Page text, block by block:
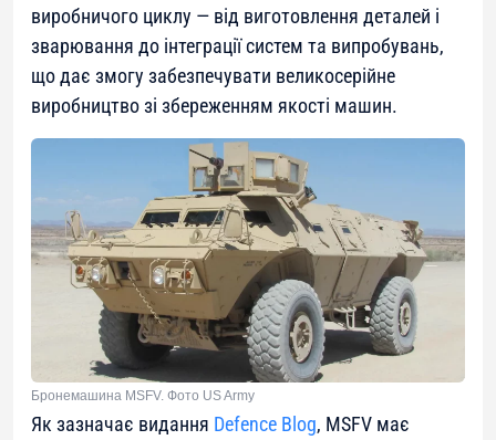
виробничого циклу — від виготовлення деталей і
зварювання до інтеграції систем та випробувань,
що дає змогу забезпечувати великосерійне
виробництво зі збереженням якості машин.
Бронемашина MSFV. Фото US Army
Як зазначає видання Defence Blog, MSFV має